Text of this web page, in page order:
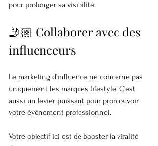
pour prolonger sa visibilité.
🤳🏼 Collaborer avec des
influenceurs
Le marketing d’influence ne concerne pas
uniquement les marques lifestyle. C’est
aussi un levier puissant pour promouvoir
votre événement professionnel.
Votre objectif ici est de booster la viralité